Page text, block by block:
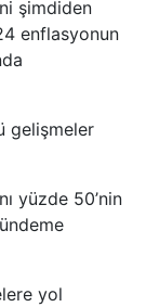
şimdiden
enflasyonun
gelişmeler
yüzde 50’nin
yol